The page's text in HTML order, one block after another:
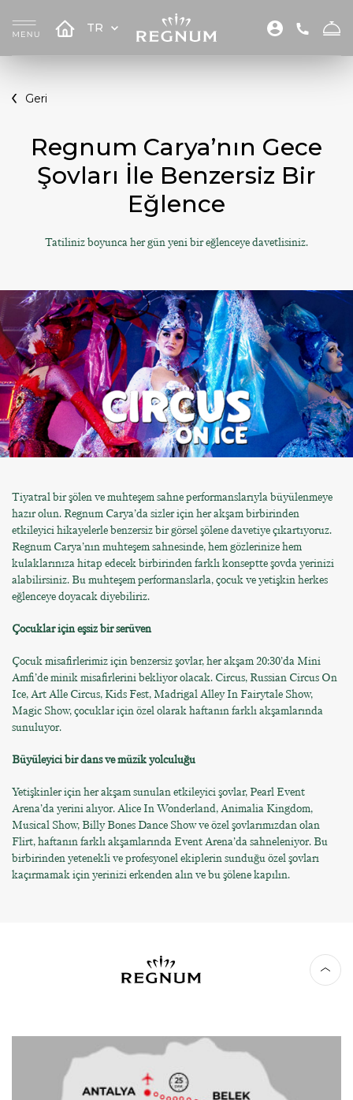
TR
Geri
Regnum Carya’nın Gece
Şovları İle Benzersiz Bir
Eğlence
Tatiliniz boyunca her gün yeni bir eğlenceye davetlisiniz.
Tiyatral bir şölen ve muhteşem sahne performanslarıyla büyülenmeye
hazır olun. Regnum Carya’da sizler için her akşam birbirinden
etkileyici hikayelerle benzersiz bir görsel şölene davetiye çıkartıyoruz.
Regnum Carya’nın muhteşem sahnesinde, hem gözlerinize hem
kulaklarınıza hitap edecek birbirinden farklı konseptte şovda yerinizi
alabilirsiniz. Bu muhteşem performanslarla, çocuk ve yetişkin herkes
eğlenceye doyacak diyebiliriz.
Çocuklar için eşsiz bir serüven
Çocuk misafirlerimiz için benzersiz şovlar, her akşam 20:30’da Mini
Amfi’de minik misafirlerini bekliyor olacak. Circus, Russian Circus On
Ice, Art Alle Circus, Kids Fest, Madrigal Alley In Fairytale Show,
Magic Show, çocuklar için özel olarak haftanın farklı akşamlarında
sunuluyor.
Büyüleyici bir dans ve müzik yolculuğu
Yetişkinler için her akşam sunulan etkileyici şovlar, Pearl Event
Arena’da yerini alıyor. Alice In Wonderland, Animalia Kingdom,
Musical Show, Billy Bones Dance Show ve özel şovlarımızdan olan
Flirt, haftanın farklı akşamlarında Event Arena’da sahneleniyor. Bu
birbirinden yetenekli ve profesyonel ekiplerin sunduğu özel şovları
kaçırmamak için yerinizi erkenden alın ve bu şölene kapılın.